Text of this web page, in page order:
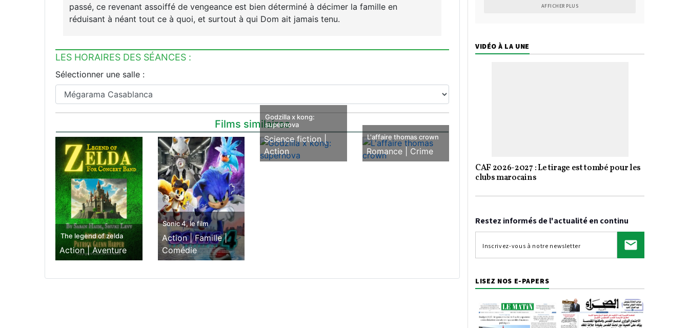
passé, ce revenant assoiffé de vengeance est bien déterminé à décimer la famille en
réduisant à néant tout ce à quoi, et surtout à qui Dom ait jamais tenu.
LES HORAIRES DES SÉANCES :
Sélectionner une salle :
Films similaires
The legend of zelda
Action |Aventure
Sonic 4, le film
Action |Famille |
Comédie
Godzilla x kong:
supernova
Science fiction |
Action
L'affaire thomas crown
Romance | Crime
AFFICHER PLUS
VIDÉO À LA UNE
CAF 2026-2027 : Le tirage est tombé pour les
clubs marocains
Restez informés de l'actualité en continu
LISEZ NOS E-PAPERS